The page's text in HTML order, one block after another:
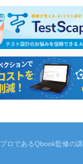
ロであるQbook監修の